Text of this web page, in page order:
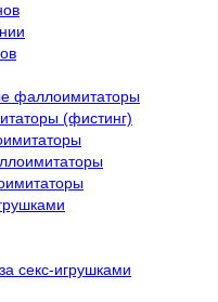
фаллоимитаторы
(фистинг)
секс-игрушками